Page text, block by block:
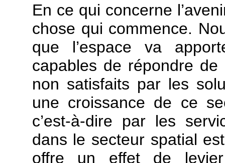
En ce qui concerne
chose qui commence.
que l’espace va
capables de répondre
non satisfaits par les
une croissance de ce
c’est-à-dire par les
dans le secteur spatial
offre un effet de